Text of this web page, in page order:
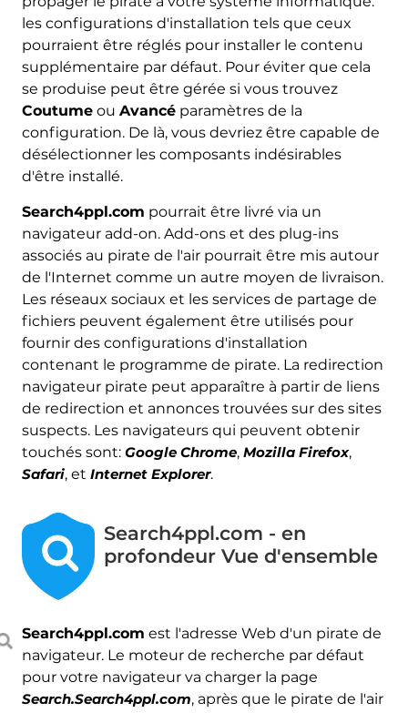
les configurations d'installation tels que ceux
pourraient être réglés pour installer le contenu
supplémentaire par défaut. Pour éviter que cela
se produise peut être gérée si vous trouvez
Coutumeou Avancéparamètres de la
configuration. De là, vous devriez être capable de
désélectionner les composants indésirables
d'être installé.
Search4ppl.com pourrait être livré via un
navigateur add-on. Add-ons et des plug-ins
associés au pirate de l'air pourrait être mis autour
de l'Internet comme un autre moyen de livraison.
Les réseaux sociaux et les services de partage de
fichiers peuvent également être utilisés pour
fournir des configurations d'installation
contenant le programme de pirate. La redirection
navigateur pirate peut apparaître à partir de liens
de redirection et annonces trouvées sur des sites
suspects. Les navigateurs qui peuvent obtenir
touchés sont: Google Chrome, Mozilla Firefox,
Safari, et Internet Explorer.
Search4ppl.com - en
profondeur Vue d'ensemble
Search4ppl.com est l'adresse Web d'un pirate de
navigateur. Le moteur de recherche par défaut
pour votre navigateur va charger la page
Search.Search4ppl.com, après que le pirate de l'air